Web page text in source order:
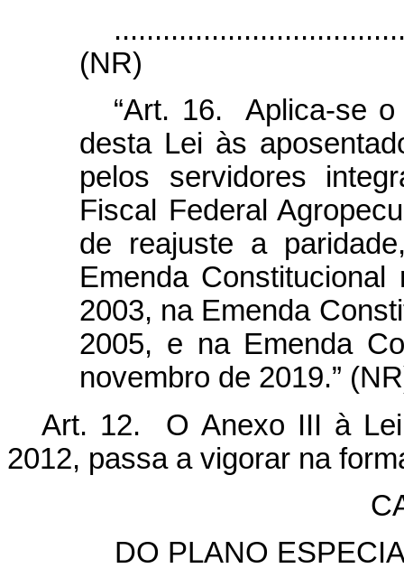
(NR)
“Art. 16. Aplica-se
desta Lei às
pelos servidores
Fiscal Federal
de reajuste a
Emenda
2003, na Emenda
2005, e na Emenda
novembro de 2019.”
Art. 12. O Anexo III à
2012, passa a vigorar na
DO PLANO